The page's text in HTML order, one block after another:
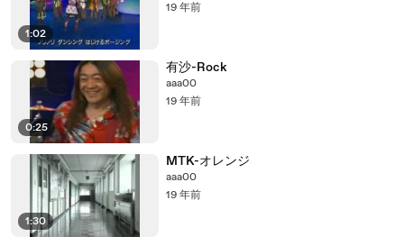
1:02
19 年前
0:25
有沙-Rock
aaa00
19 年前
1:30
MTK-オレンジ
aaa00
19 年前